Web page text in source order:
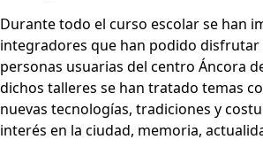
Durante todo el curso escolar se han
integradores que han podido disfrutar
personas usuarias del centro Áncora
dichos talleres se han tratado temas
nuevas tecnologías, tradiciones y
interés en la ciudad, memoria,